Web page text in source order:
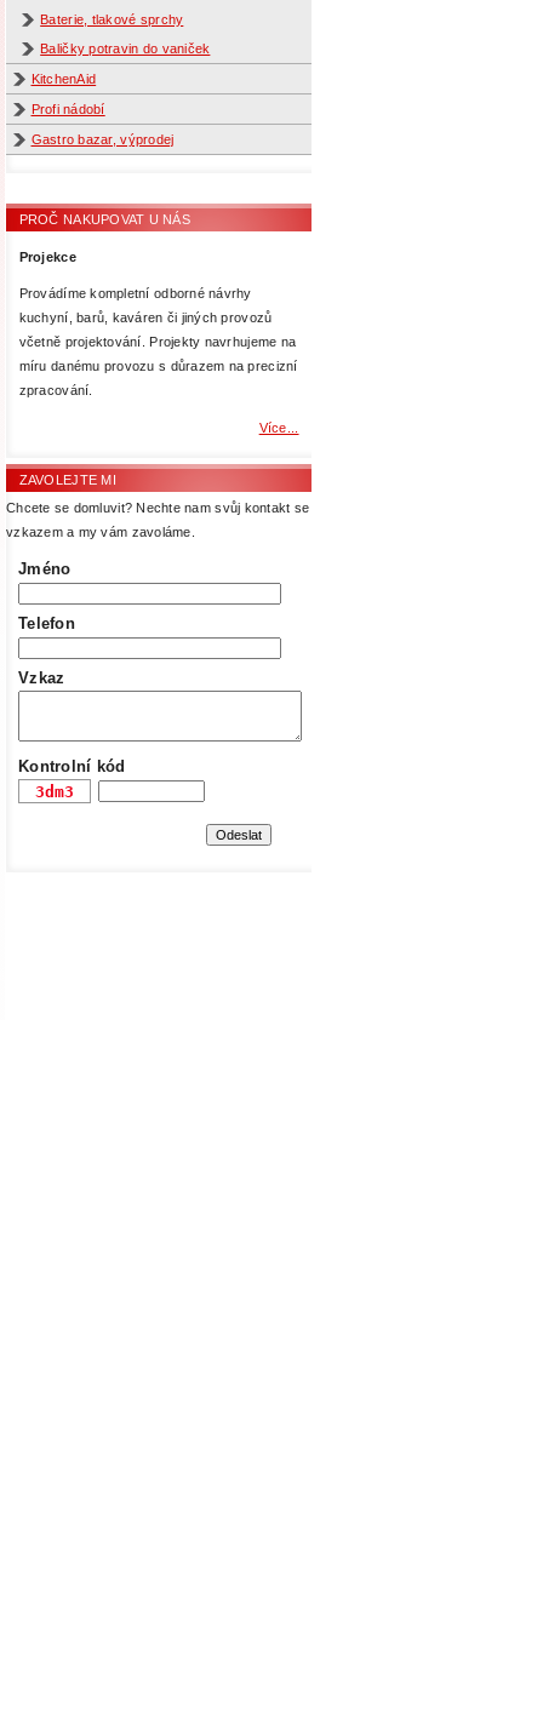
Baterie, tlakové sprchy
Baličky potravin do vaniček
KitchenAid
Profi nádobí
Gastro bazar, výprodej
PROČ NAKUPOVAT U NÁS
Projekce
Provádíme kompletní odborné návrhy
kuchyní, barů, kaváren či jiných provozů
včetně projektování. Projekty navrhujeme na
míru danému provozu s důrazem na precizní
zpracování.
Více...
ZAVOLEJTE MI
Chcete se domluvit? Nechte nam svůj kontakt se
vzkazem a my vám zavoláme.
Jméno
Telefon
Vzkaz
Kontrolní kód